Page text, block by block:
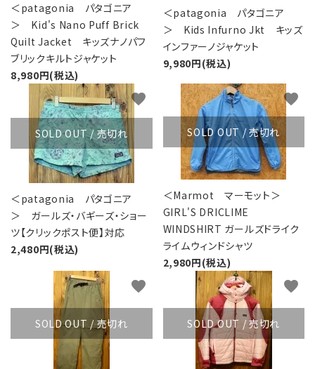
＜patagonia パタゴニア
＞ Kid's Nano Puff Brick
Quilt Jacket キッズナノパフ
ブリックキルトジャケット
8,980円(税込)
＜patagonia パタゴニア
＞ Kids Infurno Jkt キッズ
インファーノジャケット
9,980円(税込)
SOLD OUT / 売切れ
＜patagonia パタゴニア
＞ ガールズ・バギーズ・ショー
ツ【クリックポスト便】対応
2,480円(税込)
favorite
SOLD OUT / 売切れ
＜Marmot マーモット＞
GIRL'S DRICLIME
WINDSHIRT ガールズドライク
ライムウィンドシャツ
2,980円(税込)
favorite
SOLD OUT / 売切れ
favorite
SOLD OUT / 売切れ
favorite